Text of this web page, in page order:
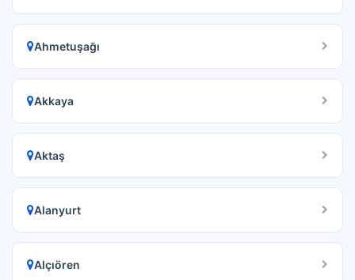
Ahmetuşağı
Akkaya
Aktaş
Alanyurt
Alçıören